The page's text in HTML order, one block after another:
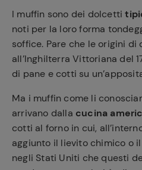
I muffin sono dei dolcetti
noti per la loro forma
soffice. Pare che le origini
all’Inghilterra Vittoriana del
di pane e cotti su
Ma i muffin come li
arrivano dalla cucina
cotti al forno in cui,
aggiunto il lievito chimico o
negli Stati Uniti che questi